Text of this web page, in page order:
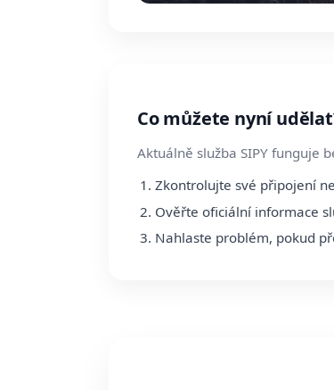
Co můžete nyní
Aktuálně služba SIPY funguje
Zkontrolujte své připojení
Ověřte oficiální informace
Nahlaste problém, pokud